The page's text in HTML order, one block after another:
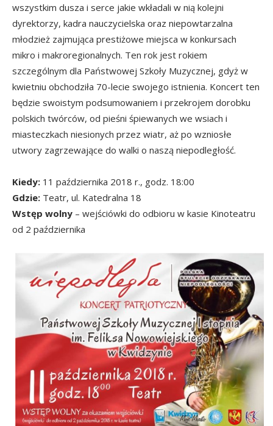
wszystkim dusza i serce jakie wkładali w nią kolejni
dyrektorzy, kadra nauczycielska oraz niepowtarzalna
młodzież zajmująca prestiżowe miejsca w konkursach
mikro i makroregionalnych. Ten rok jest rokiem
szczególnym dla Państwowej Szkoły Muzycznej, gdyż w
kwietniu obchodziła 70-lecie swojego istnienia. Koncert ten
będzie swoistym podsumowaniem i przekrojem dorobku
polskich twórców, od pieśni śpiewanych we wsiach i
miasteczkach niesionych przez wiatr, aż po wzniosłe
utwory zagrzewające do walki o naszą niepodległość.
Kiedy: 11 października 2018 r., godz. 18:00
Gdzie: Teatr, ul. Katedralna 18
Wstęp wolny – wejściówki do odbioru w kasie Kinoteatru
od 2 października